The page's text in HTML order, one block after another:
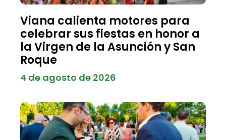
Viana calienta motores para
celebrar sus fiestas en honor a
la Virgen de la Asunción y San
Roque
4 de agosto de 2026